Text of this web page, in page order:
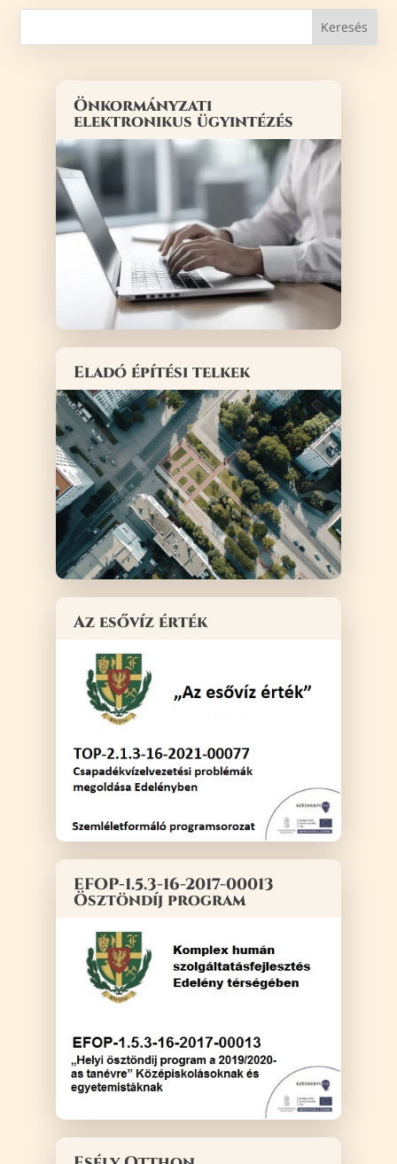
Önkormányzati
elektronikus ügyintézés
Eladó építési telkek
Az esővíz érték
EFOP-1.5.3-16-2017-00013
Ösztöndíj program